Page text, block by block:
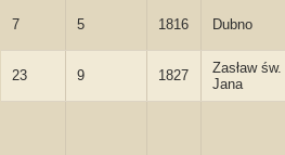
7 5 1816 Dubno
23 9 1827
Zasław św.
Jana